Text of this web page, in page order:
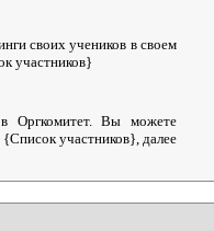
своих учеников в своем
участников}
Оргкомитет. Вы можете
участников}, далее